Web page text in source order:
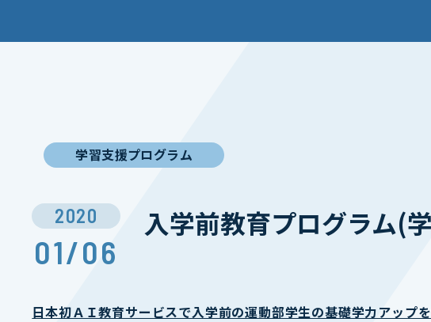
学習支援プログラム
2020
01/06
入学前教育プログラム(
日本初ＡＩ教育サービスで入学前の運動部学生の基礎学力アップ